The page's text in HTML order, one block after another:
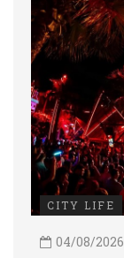
CITY LIFE
04/08/2026